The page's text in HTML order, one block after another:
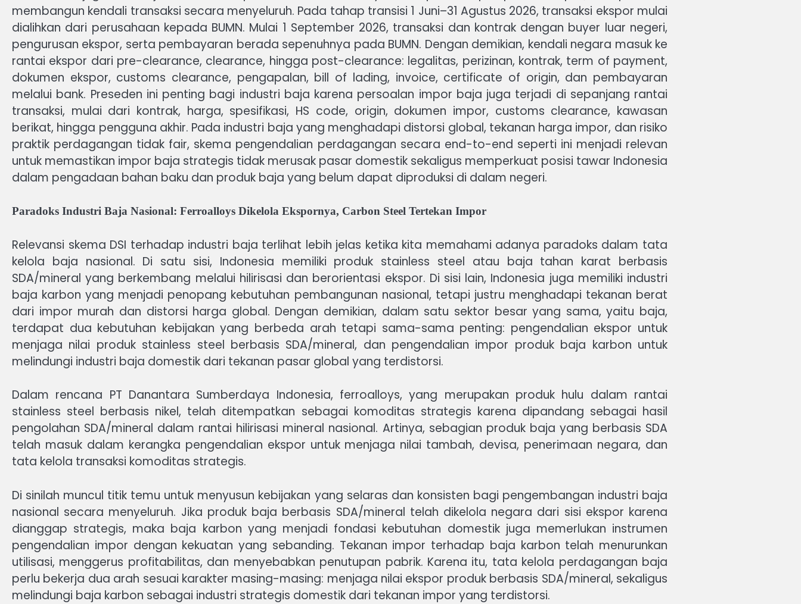
membangun kendali transaksi secara menyeluruh. Pada tahap transisi 1 Juni–31 Agustus 2026, transaksi ekspor mulai
dialihkan dari perusahaan kepada BUMN. Mulai 1 September 2026, transaksi dan kontrak dengan buyer luar negeri,
pengurusan ekspor, serta pembayaran berada sepenuhnya pada BUMN. Dengan demikian, kendali negara masuk ke
rantai ekspor dari pre-clearance, clearance, hingga post-clearance: legalitas, perizinan, kontrak, term of payment,
dokumen ekspor, customs clearance, pengapalan, bill of lading, invoice, certificate of origin, dan pembayaran
melalui bank. Preseden ini penting bagi industri baja karena persoalan impor baja juga terjadi di sepanjang rantai
transaksi, mulai dari kontrak, harga, spesifikasi, HS code, origin, dokumen impor, customs clearance, kawasan
berikat, hingga pengguna akhir. Pada industri baja yang menghadapi distorsi global, tekanan harga impor, dan risiko
praktik perdagangan tidak fair, skema pengendalian perdagangan secara end-to-end seperti ini menjadi relevan
untuk memastikan impor baja strategis tidak merusak pasar domestik sekaligus memperkuat posisi tawar Indonesia
dalam pengadaan bahan baku dan produk baja yang belum dapat diproduksi di dalam negeri.
Paradoks Industri Baja Nasional: Ferroalloys Dikelola Ekspornya, Carbon Steel Tertekan Impor
Relevansi skema DSI terhadap industri baja terlihat lebih jelas ketika kita memahami adanya paradoks dalam tata
kelola baja nasional. Di satu sisi, Indonesia memiliki produk stainless steel atau baja tahan karat berbasis
SDA/mineral yang berkembang melalui hilirisasi dan berorientasi ekspor. Di sisi lain, Indonesia juga memiliki industri
baja karbon yang menjadi penopang kebutuhan pembangunan nasional, tetapi justru menghadapi tekanan berat
dari impor murah dan distorsi harga global. Dengan demikian, dalam satu sektor besar yang sama, yaitu baja,
terdapat dua kebutuhan kebijakan yang berbeda arah tetapi sama-sama penting: pengendalian ekspor untuk
menjaga nilai produk stainless steel berbasis SDA/mineral, dan pengendalian impor produk baja karbon untuk
melindungi industri baja domestik dari tekanan pasar global yang terdistorsi.
Dalam rencana PT Danantara Sumberdaya Indonesia, ferroalloys, yang merupakan produk hulu dalam rantai
stainless steel berbasis nikel, telah ditempatkan sebagai komoditas strategis karena dipandang sebagai hasil
pengolahan SDA/mineral dalam rantai hilirisasi mineral nasional. Artinya, sebagian produk baja yang berbasis SDA
telah masuk dalam kerangka pengendalian ekspor untuk menjaga nilai tambah, devisa, penerimaan negara, dan
tata kelola transaksi komoditas strategis.
Di sinilah muncul titik temu untuk menyusun kebijakan yang selaras dan konsisten bagi pengembangan industri baja
nasional secara menyeluruh. Jika produk baja berbasis SDA/mineral telah dikelola negara dari sisi ekspor karena
dianggap strategis, maka baja karbon yang menjadi fondasi kebutuhan domestik juga memerlukan instrumen
pengendalian impor dengan kekuatan yang sebanding. Tekanan impor terhadap baja karbon telah menurunkan
utilisasi, menggerus profitabilitas, dan menyebabkan penutupan pabrik. Karena itu, tata kelola perdagangan baja
perlu bekerja dua arah sesuai karakter masing-masing: menjaga nilai ekspor produk berbasis SDA/mineral, sekaligus
melindungi baja karbon sebagai industri strategis domestik dari tekanan impor yang terdistorsi.